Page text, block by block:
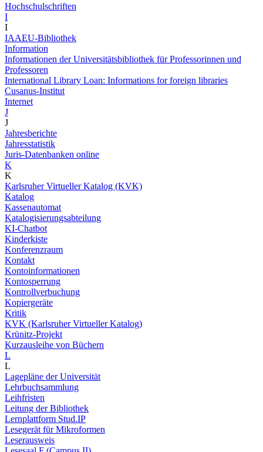
Hochschulschriften
I
I
IAAEU-Bibliothek
Information
Informationen der Universitätsbibliothek für Professorinnen und
Professoren
International Library Loan: Informations for foreign libraries
Cusanus-Institut
Internet
J
J
Jahresberichte
Jahresstatistik
Juris-Datenbanken online
K
K
Karlsruher Virtueller Katalog (KVK)
Katalog
Kassenautomat
Katalogisierungsabteilung
KI-Chatbot
Kinderkiste
Konferenzraum
Kontakt
Kontoinformationen
Kontosperrung
Kontrollverbuchung
Kopiergeräte
Kritik
KVK (Karlsruher Virtueller Katalog)
Krünitz-Projekt
Kurzausleihe von Büchern
L
L
Lagepläne der Universität
Lehrbuchsammlung
Leihfristen
Leitung der Bibliothek
Lernplattform Stud.IP
Lesegerät für Mikroformen
Leserausweis